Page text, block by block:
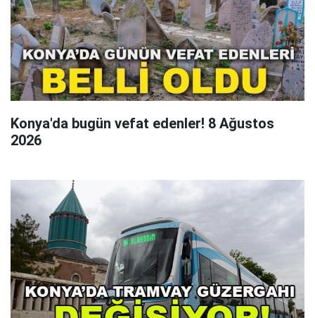
Konya'da bugün vefat edenler! 8 Ağustos
2026